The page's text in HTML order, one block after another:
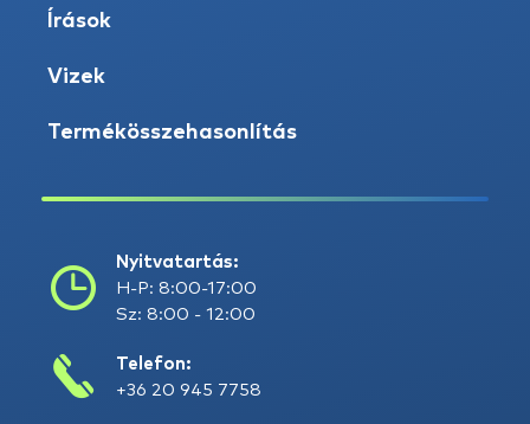
Írások
Vizek
Termékösszehasonlítás
Nyitvatartás:
H-P: 8:00-17:00
Sz: 8:00 - 12:00
Telefon:
+36 20 945 7758